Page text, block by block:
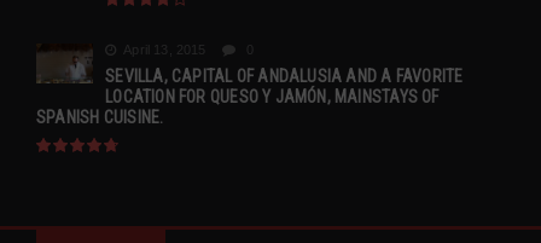
April 13, 2015
SEVILLA, CAPITAL OF ANDALUSIA AND A FAVORITE
LOCATION FOR QUESO Y JAMÓN, MAINSTAYS OF
SPANISH CUISINE.